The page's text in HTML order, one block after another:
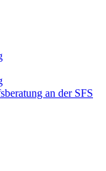
an der SFS